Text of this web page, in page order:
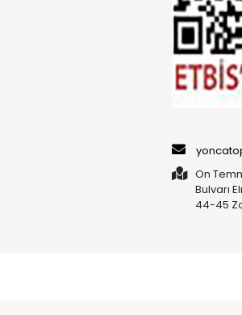
On
Bulvarı
44-45